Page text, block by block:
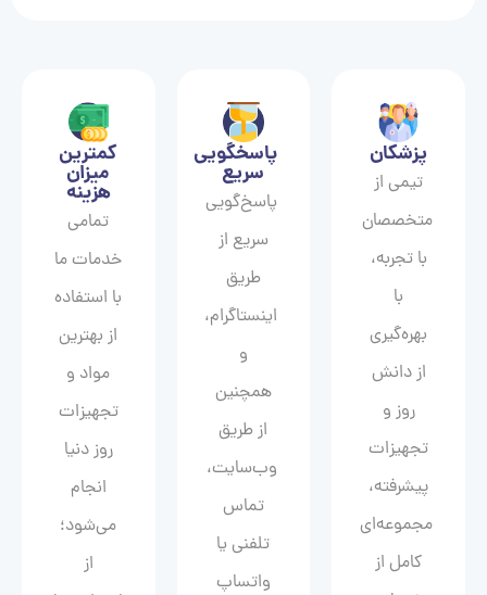
پزشکان
تیمی از
متخصصان
با تجربه،
با
بهره‌گیری
از دانش
روز و
تجهیزات
پیشرفته،
مجموعه‌ای
کامل از
پاسخگویی
سریع
پاسخ‌گویی
سریع از
طریق
اینستاگرام،
و
همچنین
از طریق
وب‌سایت،
تماس
تلفنی یا
واتساپ
کمترین
میزان
هزینه
تمامی
خدمات ما
با استفاده
از بهترین
مواد و
تجهیزات
روز دنیا
انجام
می‌شود؛
از